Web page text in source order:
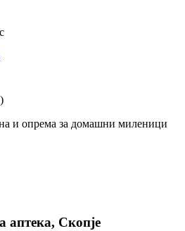
и опрема за домашни миленици
аптека, Скопје